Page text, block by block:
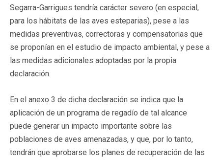
Segarra-Garrigues tendría carácter severo (en especial,
para los hábitats de las aves esteparias), pese a las
medidas preventivas, correctoras y compensatorias que
se proponían en el estudio de impacto ambiental, y pese a
las medidas adicionales adoptadas por la propia
declaración.
En el anexo 3 de dicha declaración se indica que la
aplicación de un programa de regadío de tal alcance
puede generar un impacto importante sobre las
poblaciones de aves amenazadas, y que, por lo tanto,
tendrán que aprobarse los planes de recuperación de las